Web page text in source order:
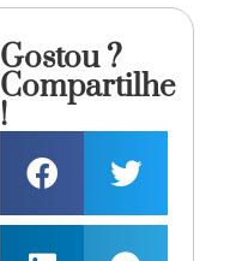
Gostou ?
Compartilhe
!